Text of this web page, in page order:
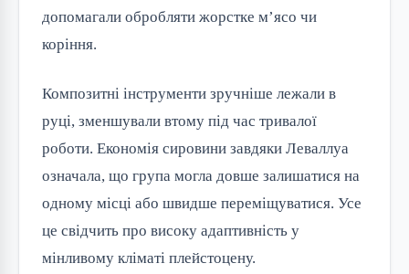
допомагали обробляти жорстке м’ясо чи
коріння.
Композитні інструменти зручніше лежали в
руці, зменшували втому під час тривалої
роботи. Економія сировини завдяки Леваллуа
означала, що група могла довше залишатися на
одному місці або швидше переміщуватися. Усе
це свідчить про високу адаптивність у
мінливому кліматі плейстоцену.